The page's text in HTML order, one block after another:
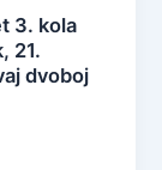
3. kola
21.
dvoboj